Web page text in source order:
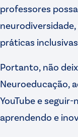
professores
práticas inclusivas.
Portanto, não
Neuroeducação,
YouTube e seguir-
aprendendo e